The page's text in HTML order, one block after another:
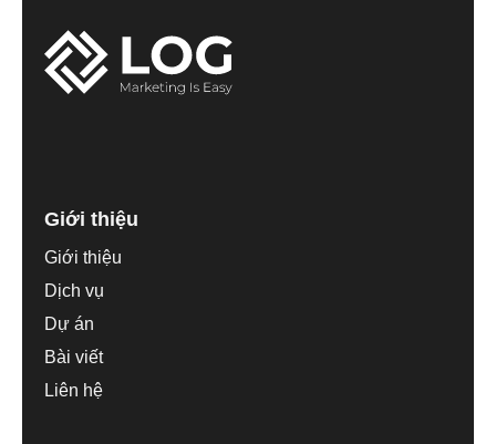
Giới thiệu
Giới thiệu
Dịch vụ
Dự án
Bài viết
Liên hệ